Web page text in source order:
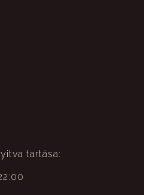
tartása: